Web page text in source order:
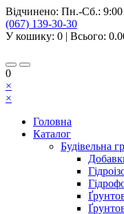
Відчинено: Пн.-Сб.: 9:00
(067) 139-30-30
У кошику: 0 | Всього:
0
×
×
Головна
Каталог
Будівельна